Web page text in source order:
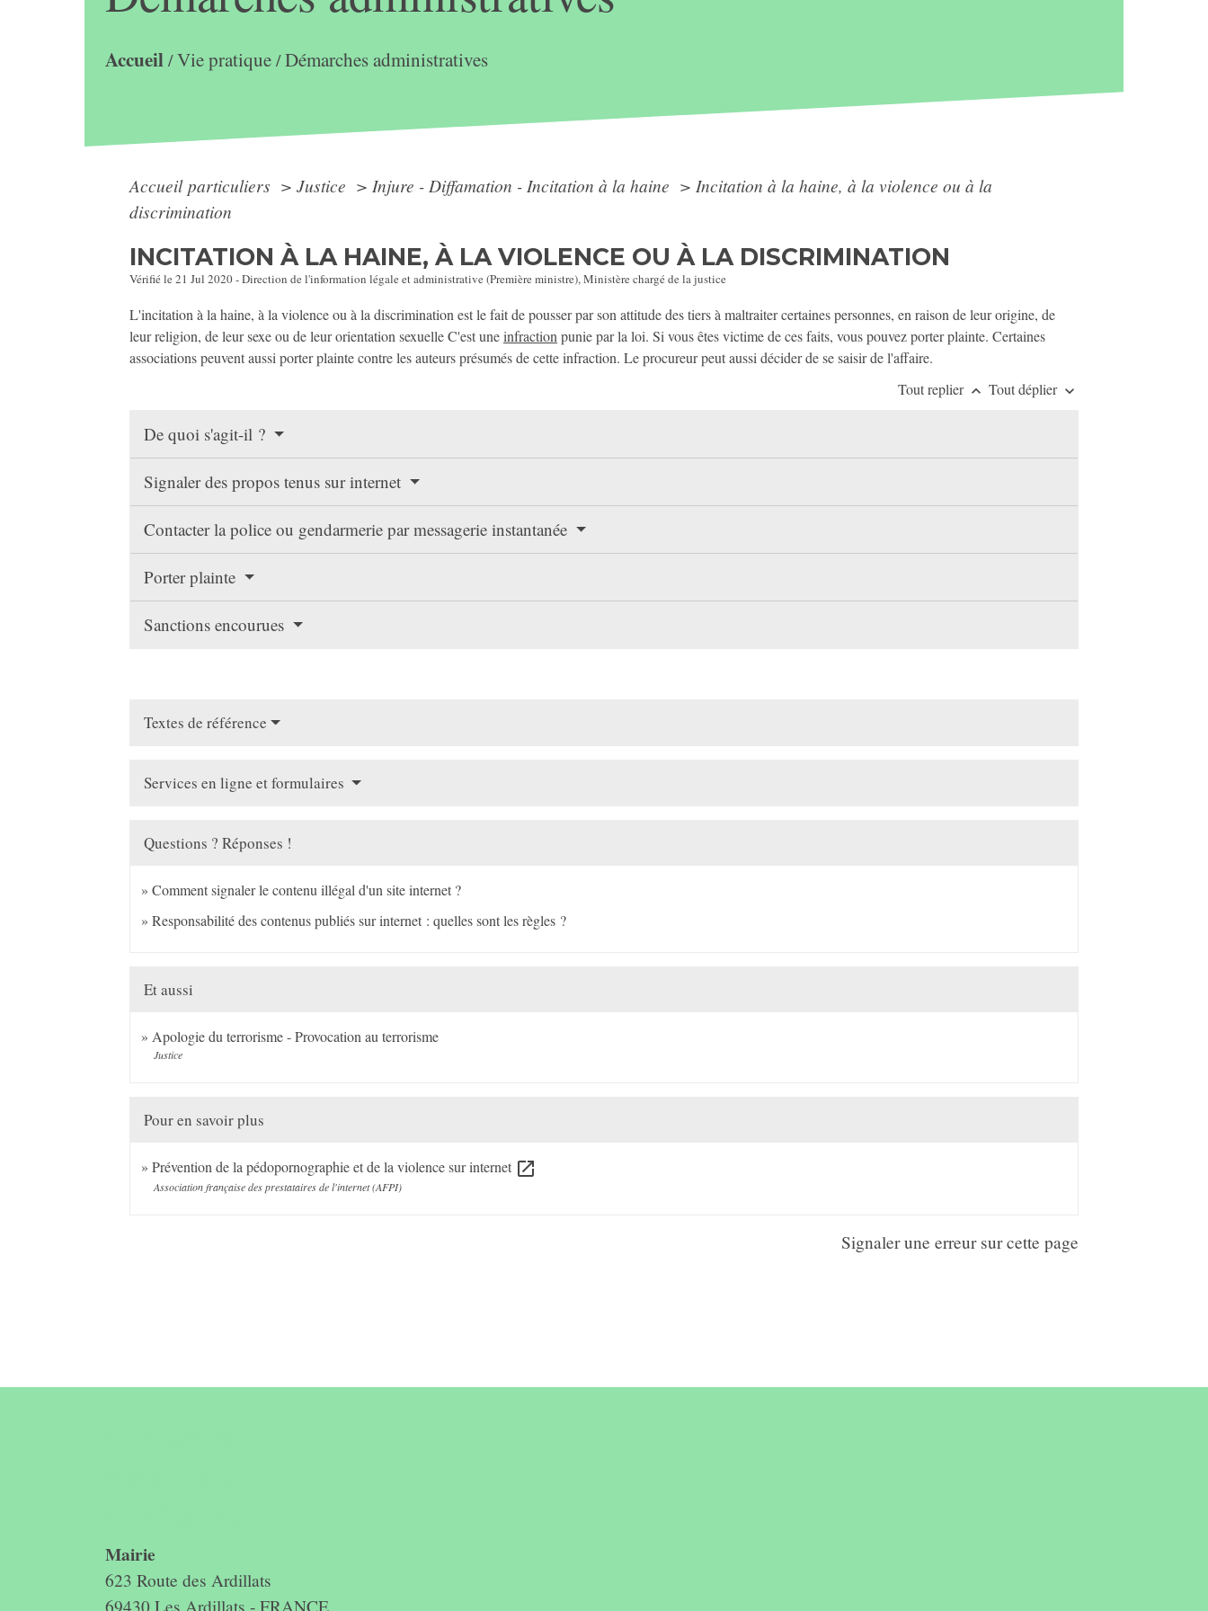
Accueil/Vie pratique/Démarches administratives
Accueil particuliers > Justice > Injure - Diffamation - Incitation à la haine > Incitation à la haine, à la violence ou à la
discrimination
INCITATION À LA HAINE, À LA VIOLENCE OU À LA DISCRIMINATION
Vérifié le 21 Jul 2020 - Direction de l'information légale et administrative (Première ministre), Ministère chargé de la justice
L'incitation à la haine, à la violence ou à la discrimination est le fait de pousser par son attitude des tiers à maltraiter certaines personnes, en raison de leur origine, de
leur religion, de leur sexe ou de leur orientation sexuelle C'est uneinfraction punie par la loi. Si vous êtes victime de ces faits, vous pouvez porter plainte. Certaines
associations peuvent aussi porter plainte contre les auteurs présumés de cette infraction. Le procureur peut aussi décider de se saisir de l'affaire.
Tout replier keyboard_arrow_up Tout déplier keyboard_arrow_down
De quoi s'agit-il ?
Signaler des propos tenus sur internet
Contacter la police ou gendarmerie par messagerie instantanée
Porter plainte
Sanctions encourues
Textes de référence
Services en ligne et formulaires
Questions ? Réponses !
Comment signaler le contenu illégal d'un site internet ?
Responsabilité des contenus publiés sur internet : quelles sont les règles ?
Et aussi
Apologie du terrorisme - Provocation au terrorisme
Justice
Pour en savoir plus
Prévention de la pédopornographie et de la violence sur internet open_in_new
Association française des prestataires de l'internet (AFPI)
Signaler une erreur sur cette page
Mairie
623 Route des Ardillats
69430 Les Ardillats - FRANCE